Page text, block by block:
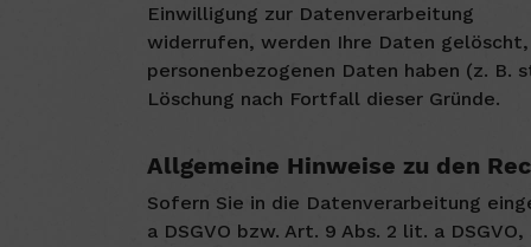
Einwilligung zur Datenverarbeitung
widerrufen, werden Ihre Daten
personenbezogenen Daten haben (z.
Löschung nach Fortfall dieser Gründe.
Allgemeine Hinweise zu den
Sofern Sie in die Datenverarbeitung
a DSGVO bzw. Art. 9 Abs. 2 lit. a